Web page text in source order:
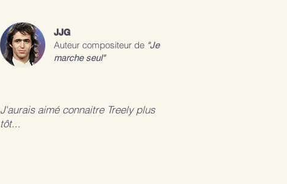
J'aurais aimé connaitre Treely plus
tôt...
JJG
Auteur compositeur de "Je
marche seul"